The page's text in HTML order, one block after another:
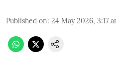
Published on: 24 May 2026, 3:17